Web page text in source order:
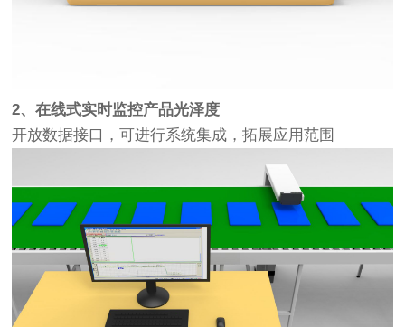
2、在线式实时监控产品光泽度
开放数据接口，可进行系统集成，拓展应用范围